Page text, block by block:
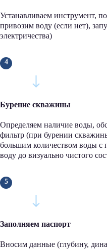
Устанавливаем инструмент,
привозим воду (если нет),
электричества)
Бурение скважины
Определяем наличие воды,
фильтр (при бурении
большим количеством воды
воду до визуально чистого
Заполняем паспорт
Вносим данные (глубину,